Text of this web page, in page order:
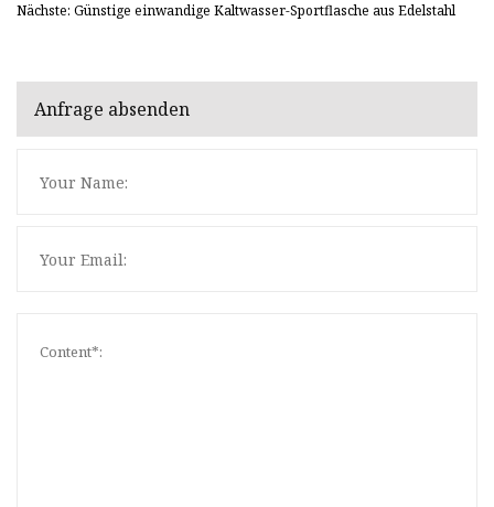
Nächste: Günstige einwandige Kaltwasser-Sportflasche aus Edelstahl
Anfrage absenden